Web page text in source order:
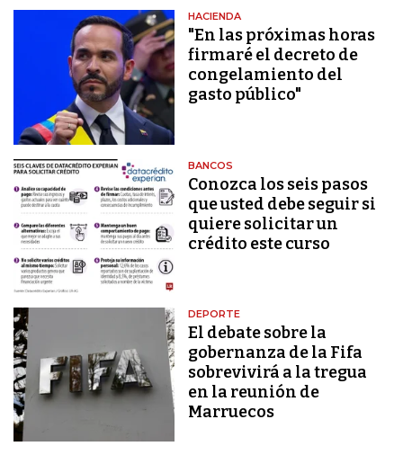
HACIENDA
"En las próximas horas
firmaré el decreto de
congelamiento del
gasto público"
BANCOS
Conozca los seis pasos
que usted debe seguir si
quiere solicitar un
crédito este curso
DEPORTE
El debate sobre la
gobernanza de la Fifa
sobrevivirá a la tregua
en la reunión de
Marruecos